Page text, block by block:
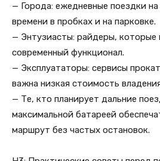
— Города: ежедневные поездки
времени в пробках и на парковке.
— Энтузиасты: райдеры, которые
современный функционал.
— Эксплуататоры: сервисы
важна низкая стоимость
— Те, кто планирует дальние
максимальной батареей
маршрут без частых остановок.